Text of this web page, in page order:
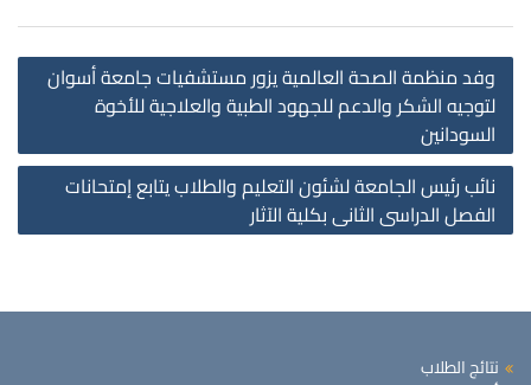
وفد منظمة الصحة العالمية يزور مستشفيات جامعة أسوان
لتوجيه الشكر والدعم للجهود الطبية والعلاجية للأخوة
السودانين
نائب رئيس الجامعة لشئون التعليم والطلاب يتابع إمتحانات
الفصل الدراسى الثانى بكلية الآثار
نتائج الطلاب